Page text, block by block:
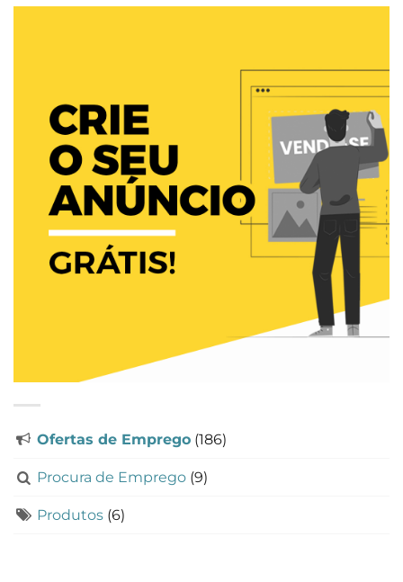
Ofertas de Emprego (186)
Procura de Emprego (9)
Produtos (6)